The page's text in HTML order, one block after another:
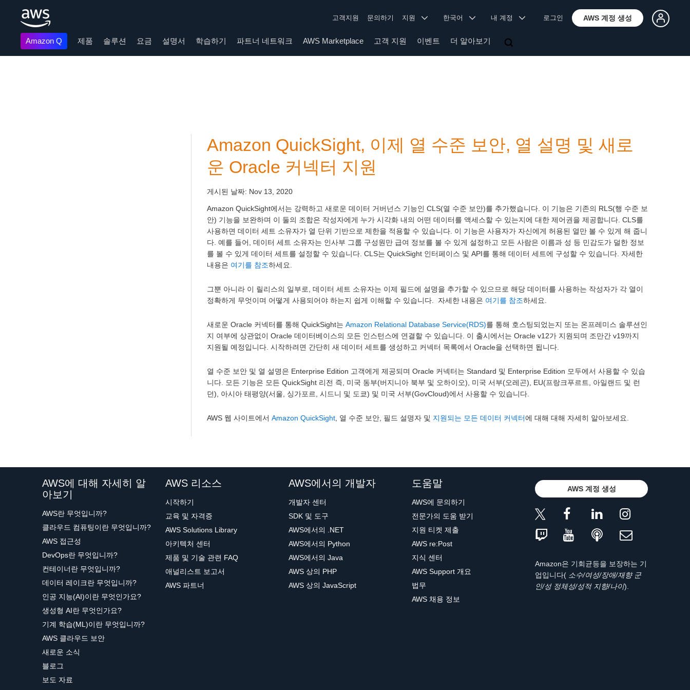
고객지원 문의하기 지원 한국어 내 계정 로그인 AWS 계정 생성
Amazon Q 제품 솔루션 요금 설명서 학습하기 파트너 네트워크 AWS Marketplace 고객 지원 이벤트 더 알아보기
Amazon QuickSight, 이제 열 수준 보안, 열 설명 및 새로
운 Oracle 커넥터 지원
게시된 날짜: Nov 13, 2020
Amazon QuickSight에서는 강력하고 새로운 데이터 거버넌스 기능인 CLS(열 수준 보안)를 추가했습니다. 이 기능은 기존의 RLS(행 수준 보
안) 기능을 보완하며 이 둘의 조합은 작성자에게 누가 시각화 내의 어떤 데이터를 액세스할 수 있는지에 대한 제어권을 제공합니다. CLS를
사용하면 데이터 세트 소유자가 열 단위 기반으로 제한을 적용할 수 있습니다. 이 기능은 사용자가 자신에게 허용된 열만 볼 수 있게 해 줍니
다. 예를 들어, 데이터 세트 소유자는 인사부 그룹 구성원만 급여 정보를 볼 수 있게 설정하고 모든 사람은 이름과 성 등 민감도가 덜한 정보
를 볼 수 있게 데이터 세트를 설정할 수 있습니다. CLS는 QuickSight 인터페이스 및 API를 통해 데이터 세트에 구성할 수 있습니다. 자세한
내용은 여기를 참조하세요.
그뿐 아니라 이 릴리스의 일부로, 데이터 세트 소유자는 이제 필드에 설명을 추가할 수 있으므로 해당 데이터를 사용하는 작성자가 각 열이
정확하게 무엇이며 어떻게 사용되어야 하는지 쉽게 이해할 수 있습니다. 자세한 내용은 여기를 참조하세요.
새로운 Oracle 커넥터를 통해 QuickSight는 Amazon Relational Database Service(RDS)를 통해 호스팅되었는지 또는 온프레미스 솔루션인
지 여부에 상관없이 Oracle 데이터베이스의 모든 인스턴스에 연결할 수 있습니다. 이 출시에서는 Oracle v12가 지원되며 조만간 v19까지
지원될 예정입니다. 시작하려면 간단히 새 데이터 세트를 생성하고 커넥터 목록에서 Oracle을 선택하면 됩니다.
열 수준 보안 및 열 설명은 Enterprise Edition 고객에게 제공되며 Oracle 커넥터는 Standard 및 Enterprise Edition 모두에서 사용할 수 있습
니다. 모든 기능은 모든 QuickSight 리전 즉, 미국 동부(버지니아 북부 및 오하이오), 미국 서부(오레곤), EU(프랑크푸르트, 아일랜드 및 런
던), 아시아 태평양(서울, 싱가포르, 시드니 및 도쿄) 및 미국 서부(GovCloud)에서 사용할 수 있습니다.
AWS 웹 사이트에서 Amazon QuickSight , 열 수준 보안, 필드 설명자 및 지원되는 모든 데이터 커넥터에 대해 대해 자세히 알아보세요.
AWS에 대해 자세히 알
아보기
AWS란 무엇입니까?
클라우드 컴퓨팅이란 무엇입니까?
AWS 접근성
DevOps란 무엇입니까?
컨테이너란 무엇입니까?
데이터 레이크란 무엇입니까?
인공 지능(AI)이란 무엇인가요?
생성형 AI란 무엇인가요?
기계 학습(ML)이란 무엇입니까?
AWS 클라우드 보안
새로운 소식
블로그
보도 자료
AWS 리소스
시작하기
교육 및 자격증
AWS Solutions Library
아키텍처 센터
제품 및 기술 관련 FAQ
애널리스트 보고서
AWS 파트너
AWS에서의 개발자
개발자 센터
SDK 및 도구
AWS에서의 .NET
AWS에서의 Python
AWS에서의 Java
AWS 상의 PHP
AWS 상의 JavaScript
도움말
AWS에 문의하기
전문가의 도움 받기
지원 티켓 제출
AWS re:Post
지식 센터
AWS Support 개요
법무
AWS 채용 정보
AWS 계정 생성
Amazon은 기회균등을 보장하는 기
업입니다( 소수/여성/장애/재향 군
인/성 정체성/성적 지향/나이).